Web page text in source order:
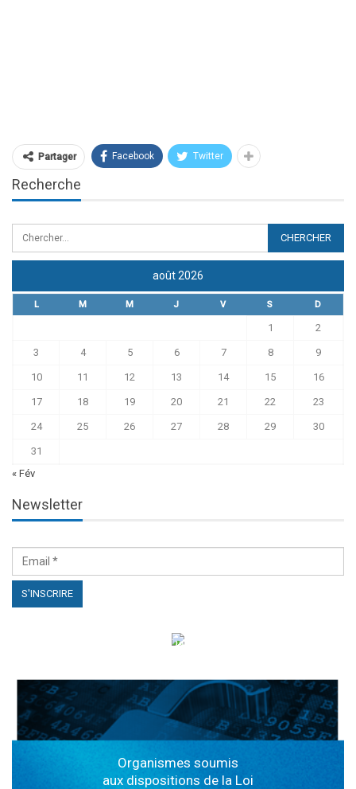
Partager Facebook Twitter
Recherche
août 2026
L M M J V S D
1 2
3 4 5 6 7 8 9
10 11 12 13 14 15 16
17 18 19 20 21 22 23
24 25 26 27 28 29 30
31
« Fév
Newsletter
الهياكل الخاضعة لقانون النفاذ إلى المعلومة
Organismes soumis
aux dispositions de la Loi